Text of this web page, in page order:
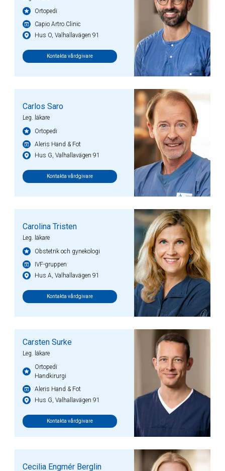
Ortopedi
Capio Artro Clinic
Hus O, Valhallavägen 91
Kontakta vårdgivare
Carlos Saro
Leg. läkare
Ortopedi
Aleris Hand & Fot
Hus G, Valhallavägen 91
Kontakta vårdgivare
Carolina Tristen
Leg. läkare
Obstetrik och gynekologi
IVF-gruppen
Hus A, Valhallavägen 91
Kontakta vårdgivare
Carsten Surke
Leg. läkare
Ortopedi
Handkirurgi
Aleris Hand & Fot
Hus G, Valhallavägen 91
Kontakta vårdgivare
Cecilia Engmér Berglin